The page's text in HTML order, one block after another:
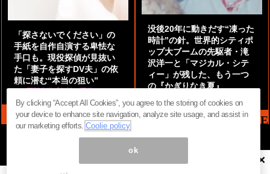
「探さないでください」の
手紙を自作自演する卑怯な
手口も。現役探偵が見抜い
た「妻子を探すDV夫」の依
頼に潜む“本当の狙い”
by 阿部泰尚『伝説の探偵』
没後20年に動きだす“凍った
時計”の針。世界的シティポ
ップ大ブームの先駆者・滝
沢洋一と「マジカル・シテ
ィー」が残した、もう一つ
の『かぎりなき夏』
MAG2 NEWS HEADLINE
ページ内の商標は全て商標権者に属します。無断転載を禁じます。 ©
×
By clicking “Accept All Cookies”, you agree to the storing of cookies on
your device to enhance site navigation, analyze site usage, and assist in
our marketing efforts.Coolie policy
ok